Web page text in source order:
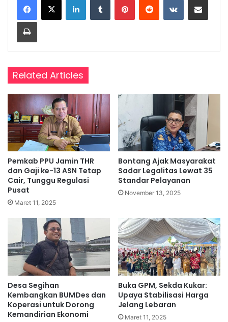
Related Articles
Pemkab PPU Jamin THR
dan Gaji ke-13 ASN Tetap
Cair, Tunggu Regulasi
Pusat
Maret 11, 2025
Bontang Ajak Masyarakat
Sadar Legalitas Lewat 35
Standar Pelayanan
November 13, 2025
Desa Segihan
Kembangkan BUMDes dan
Koperasi untuk Dorong
Kemandirian Ekonomi
Buka GPM, Sekda Kukar:
Upaya Stabilisasi Harga
Jelang Lebaran
Maret 11, 2025